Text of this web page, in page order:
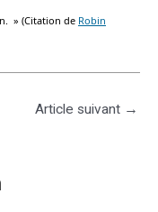
» (Citation de Robin
Article suivant →